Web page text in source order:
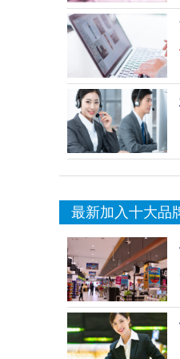
最新加入十大品